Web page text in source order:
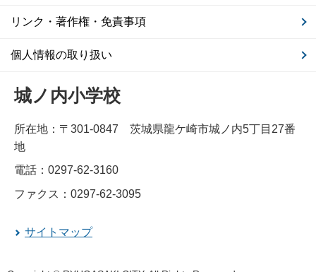
リンク・著作権・免責事項
個人情報の取り扱い
城ノ内小学校
所在地：〒301-0847 茨城県龍ケ崎市城ノ内5丁目27番
地
電話：0297-62-3160
ファクス：0297-62-3095
サイトマップ